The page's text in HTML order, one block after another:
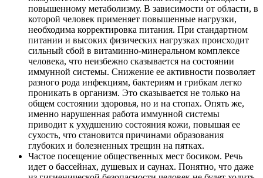
повышенному метаболизму. В зависимости от области, в
которой человек применяет повышенные нагрузки,
необходима корректировка питания. При стандартном
питании и высоких физических нагрузках происходит
сильный сбой в витаминно-минеральном комплексе
человека, что неизбежно сказывается на состоянии
иммунной системы. Снижение ее активности позволяет
разного рода инфекциям, бактериям и грибкам легко
проникать в организм. Это сказывается не только на
общем состоянии здоровья, но и на стопах. Опять же,
именно нарушенная работа иммунной системы
приводит к ухудшению состояния кожи, повышая ее
сухость, что становится причинами образования
глубоких и болезненных трещин на пятках.
Частое посещение общественных мест босиком. Речь
идет о бассейнах, душевых и саунах. Понятно, что даже